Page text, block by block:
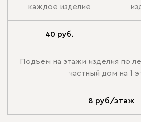
каждое изделие
40 руб.
Подъем на этажи изделия по
частный дом на 1
8 руб/этаж